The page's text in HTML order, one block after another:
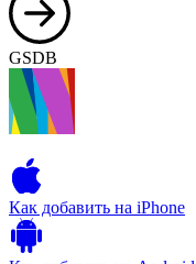
GSDB
Как добавить на iPhone